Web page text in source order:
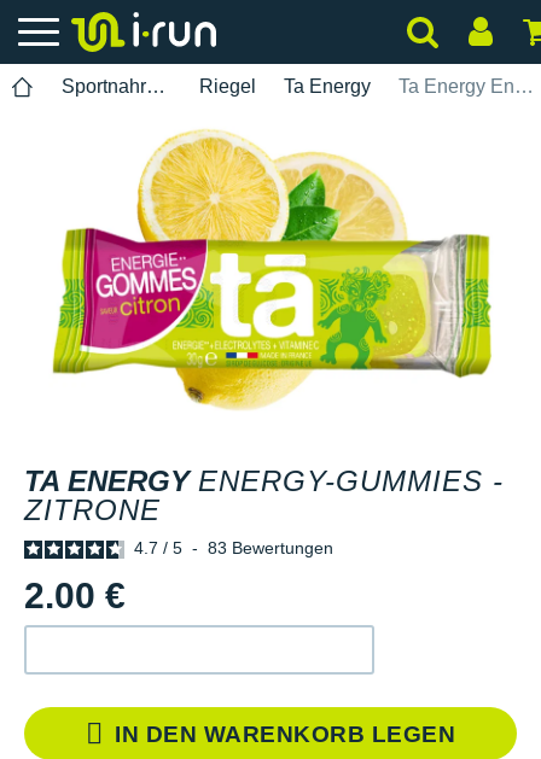
Sportnahrung Riegel Ta Energy Ta Energy Energy-Gummies - Zitrone
TA ENERGY ENERGY-GUMMIES -
ZITRONE
4.7 / 5 - 83 Bewertungen
2.00 €
IN DEN WARENKORB LEGEN